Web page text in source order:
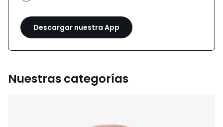
Descargar nuestra App
Nuestras categorías